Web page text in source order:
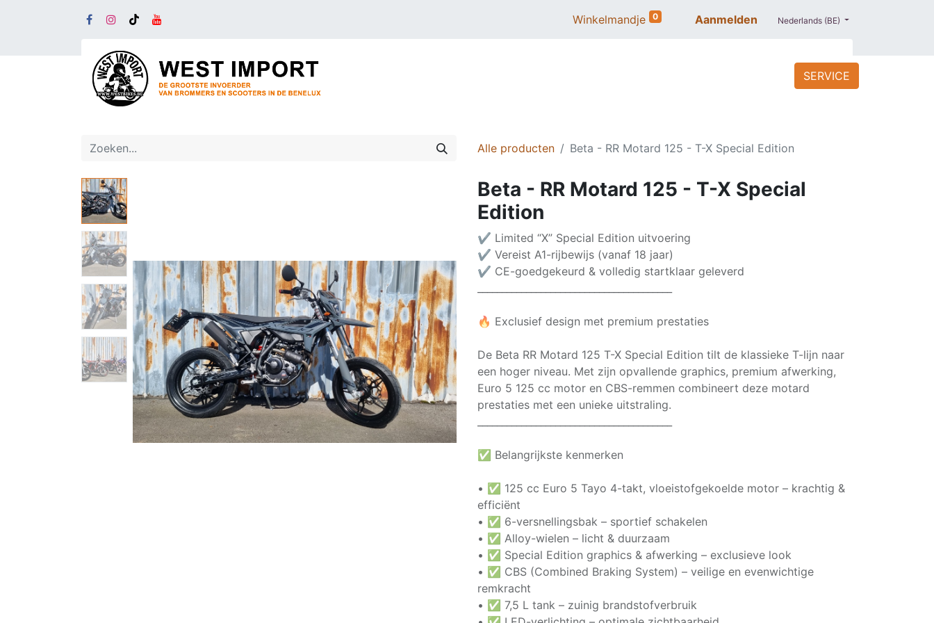
Winkelmandje 0 Aanmelden Nederlands (BE)
PROMO
SERVICE
Alle producten Beta - RR Motard 125 - T-X Special Edition
Beta - RR Motard 125 - T-X Special
Edition
✔ Limited “X” Special Edition uitvoering
✔ Vereist A1-rijbewijs (vanaf 18 jaar)
✔ CE-goedgekeurd & volledig startklaar geleverd
🔥 Exclusief design met premium prestaties
De Beta RR Motard 125 T-X Special Edition tilt de klassieke T-lijn naar
een hoger niveau. Met zijn opvallende graphics, premium afwerking,
Euro 5 125 cc motor en CBS-remmen combineert deze motard
prestaties met een unieke uitstraling.
✅ Belangrijkste kenmerken
• ✅ 125 cc Euro 5 Tayo 4-takt, vloeistofgekoelde motor – krachtig &
efficiënt
• ✅ 6-versnellingsbak – sportief schakelen
• ✅ Alloy-wielen – licht & duurzaam
• ✅ Special Edition graphics & afwerking – exclusieve look
• ✅ CBS (Combined Braking System) – veilige en evenwichtige
remkracht
• ✅ 7,5 L tank – zuinig brandstofverbruik